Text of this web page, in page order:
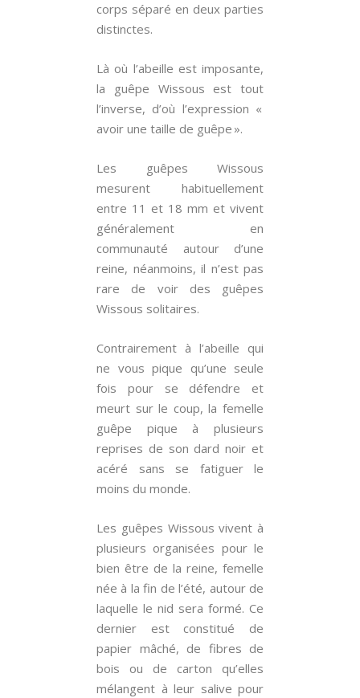
corps séparé en deux parties
distinctes.
Là où l’abeille est imposante,
la guêpe Wissous est tout
l’inverse, d’où l’expression «
avoir une taille de guêpe ».
Les guêpes Wissous
mesurent habituellement
entre 11 et 18 mm et vivent
généralement en
communauté autour d’une
reine, néanmoins, il n’est pas
rare de voir des guêpes
Wissous solitaires.
Contrairement à l’abeille qui
ne vous pique qu’une seule
fois pour se défendre et
meurt sur le coup, la femelle
guêpe pique à plusieurs
reprises de son dard noir et
acéré sans se fatiguer le
moins du monde.
Les guêpes Wissous vivent à
plusieurs organisées pour le
bien être de la reine, femelle
née à la fin de l’été, autour de
laquelle le nid sera formé. Ce
dernier est constitué de
papier mâché, de fibres de
bois ou de carton qu’elles
mélangent à leur salive pour